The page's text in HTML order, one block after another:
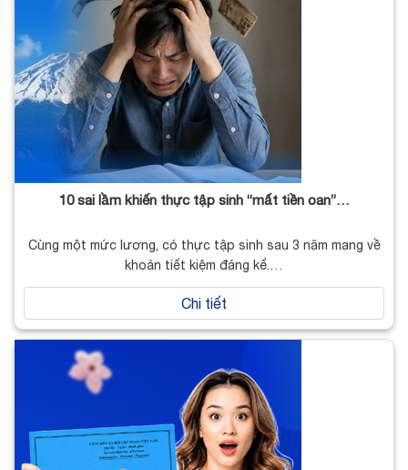
10 sai lầm khiến thực tập sinh “mất tiền oan”…
Cùng một mức lương, có thực tập sinh sau 3 năm mang về
khoản tiết kiệm đáng kể.…
Chi tiết